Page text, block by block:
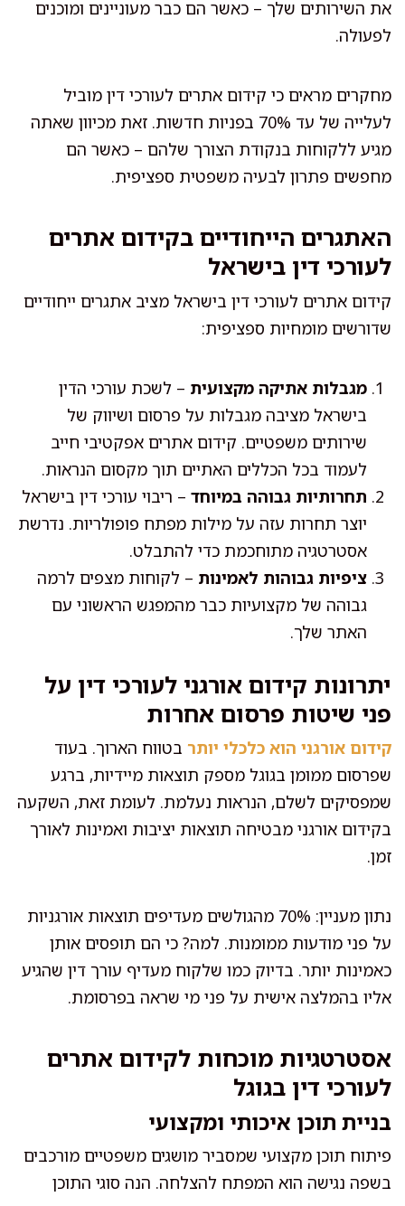
את השירותים שלך – כאשר הם כבר מעוניינים ומוכנים
לפעולה.
מחקרים מראים כי קידום אתרים לעורכי דין מוביל
לעלייה של עד 70% בפניות חדשות. זאת מכיוון שאתה
מגיע ללקוחות בנקודת הצורך שלהם – כאשר הם
מחפשים פתרון לבעיה משפטית ספציפית.
האתגרים הייחודיים בקידום אתרים
לעורכי דין בישראל
קידום אתרים לעורכי דין בישראל מציב אתגרים ייחודיים
שדורשים מומחיות ספציפית:
מגבלות אתיקה מקצועית – לשכת עורכי הדין
בישראל מציבה מגבלות על פרסום ושיווק של
שירותים משפטיים. קידום אתרים אפקטיבי חייב
לעמוד בכל הכללים האתיים תוך מקסום הנראות.
תחרותיות גבוהה במיוחד – ריבוי עורכי דין בישראל
יוצר תחרות עזה על מילות מפתח פופולריות. נדרשת
אסטרטגיה מתוחכמת כדי להתבלט.
ציפיות גבוהות לאמינות – לקוחות מצפים לרמה
גבוהה של מקצועיות כבר מהמפגש הראשוני עם
האתר שלך.
יתרונות קידום אורגני לעורכי דין על
פני שיטות פרסום אחרות
קידום אורגני הוא כלכלי יותר בטווח הארוך. בעוד
שפרסום ממומן בגוגל מספק תוצאות מיידיות, ברגע
שמפסיקים לשלם, הנראות נעלמת. לעומת זאת, השקעה
בקידום אורגני מבטיחה תוצאות יציבות ואמינות לאורך
זמן.
נתון מעניין: 70% מהגולשים מעדיפים תוצאות אורגניות
על פני מודעות ממומנות. למה? כי הם תופסים אותן
כאמינות יותר. בדיוק כמו שלקוח מעדיף עורך דין שהגיע
אליו בהמלצה אישית על פני מי שראה בפרסומת.
אסטרטגיות מוכחות לקידום אתרים
לעורכי דין בגוגל
בניית תוכן איכותי ומקצועי
פיתוח תוכן מקצועי שמסביר מושגים משפטיים מורכבים
בשפה נגישה הוא המפתח להצלחה. הנה סוגי התוכן